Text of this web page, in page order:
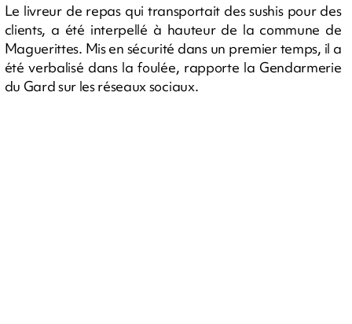
Le livreur de repas qui transportait des sushis pour des
clients, a été interpellé à hauteur de la commune de
Maguerittes. Mis en sécurité dans un premier temps, il a
été verbalisé dans la foulée, rapporte la Gendarmerie
du Gard sur les réseaux sociaux.